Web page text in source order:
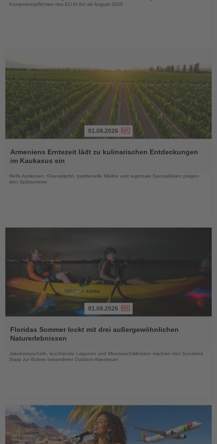
Kompetenzpflichten des EU AI Act ab August 2026
Sie
die
01.08.2026
Armeniens Erntezeit lädt zu kulinarischen Entdeckungen
im Kaukasus ein
Reife Aprikosen, Granatäpfel, traditionelle Märkte und regionale Spezialitäten prägen
den Spätsommer
Sie
die
01.08.2026
Floridas Sommer lockt mit drei außergewöhnlichen
Naturerlebnissen
Jakobsmuscheln, leuchtende Lagunen und Meeresschildkröten machen den Sunshine
State zur Bühne besonderer Outdoor-Abenteuer